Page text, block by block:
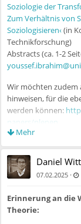
Soziologie der
Zum Verhältnis von
Soziologisieren‹(in
Technikforschung)
Abstracts (ca. 1-2
Wir möchten zudem
hinweisen, für die
werden können:
papers/plenen
ausrichtende
um Einreichung von
https://
papers/plenen/
Mehr
Daniel
07.02.2025 ·
Erinnerung an die
Theorie: